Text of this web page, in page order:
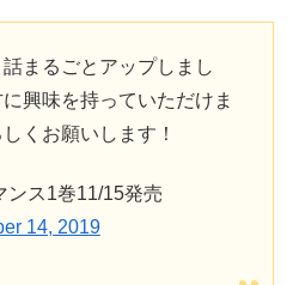
まるごとアップしまし
興味を持っていただけま
くお願いします！
ス1巻11/15発売
14, 2019